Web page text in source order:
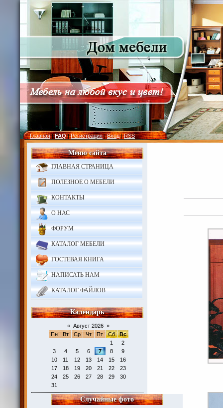
Главная|FAQ|Регистрация|Вход|RSS
Меню сайта
ГЛАВНАЯ СТРАНИЦА
ПОЛЕЗНОЕ О МЕБЕЛИ
КОНТАКТЫ
О НАС
ФОРУМ
КАТАЛОГ МЕБЕЛИ
ГОСТЕВАЯ КНИГА
НАПИСАТЬ НАМ
КАТАЛОГ ФАЙЛОВ
Календарь
« Август 2026 »
Пн
Вт Ср Чт Пт Сб
Вс
1
2
3
4 5 6 7 8
9
10
11 12 13 14 15
16
17
18 19 20 21 22
23
24
25 26 27 28 29
30
31
Случайные фото